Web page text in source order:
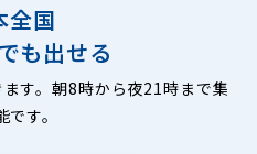
全国
も出せる
す。朝8時から夜21時まで集
です。